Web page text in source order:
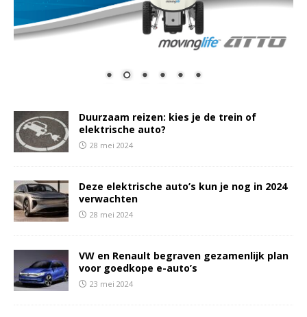
Duurzaam reizen: kies je de trein of
elektrische auto?
28 mei 2024
Deze elektrische auto’s kun je nog in 2024
verwachten
28 mei 2024
VW en Renault begraven gezamenlijk plan
voor goedkope e-auto’s
23 mei 2024